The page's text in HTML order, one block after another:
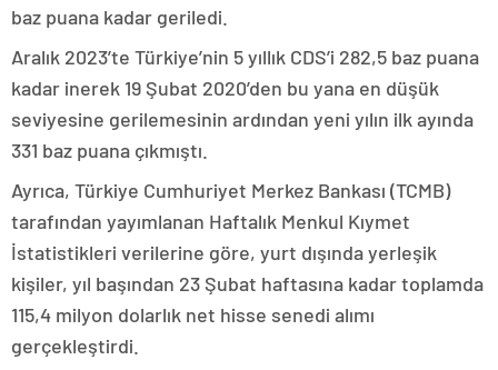
baz puana kadar geriledi.
Aralık 2023’te Türkiye’nin 5 yıllık CDS’i 282,5 baz puana
kadar inerek 19 Şubat 2020’den bu yana en düşük
seviyesine gerilemesinin ardından yeni yılın ilk ayında
331 baz puana çıkmıştı.
Ayrıca, Türkiye Cumhuriyet Merkez Bankası (TCMB)
tarafından yayımlanan Haftalık Menkul Kıymet
İstatistikleri verilerine göre, yurt dışında yerleşik
kişiler, yıl başından 23 Şubat haftasına kadar toplamda
115,4 milyon dolarlık net hisse senedi alımı
gerçekleştirdi.